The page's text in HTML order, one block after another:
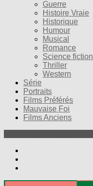
Guerre
Histoire Vraie
Historique
Humour
Musical
Romance
Science fiction
Thriller
Western
Série
Portraits
Films Préférés
Mauvaise Foi
Films Anciens